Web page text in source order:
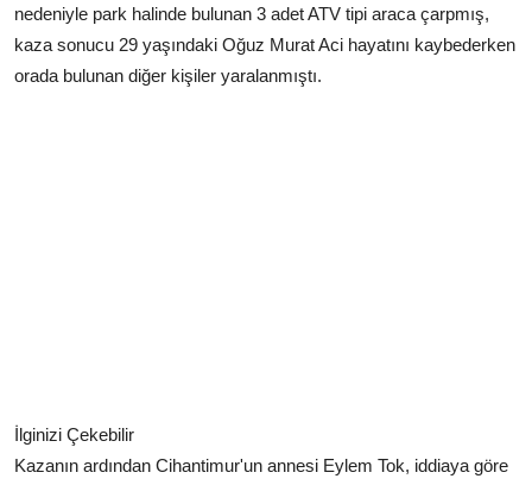
nedeniyle park halinde bulunan 3 adet ATV tipi araca çarpmış,
kaza sonucu 29 yaşındaki Oğuz Murat Aci hayatını kaybederken
orada bulunan diğer kişiler yaralanmıştı.
İlginizi Çekebilir
Kazanın ardından Cihantimur'un annesi Eylem Tok, iddiaya göre